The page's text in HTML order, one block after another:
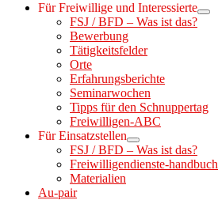
Für Freiwillige und Interessierte
FSJ / BFD – Was ist das?
Bewerbung
Tätigkeitsfelder
Orte
Erfahrungsberichte
Seminarwochen
Tipps für den Schnuppertag
Freiwilligen-ABC
Für Einsatzstellen
FSJ / BFD – Was ist das?
Freiwilligendienste-handbuch
Materialien
Au-pair